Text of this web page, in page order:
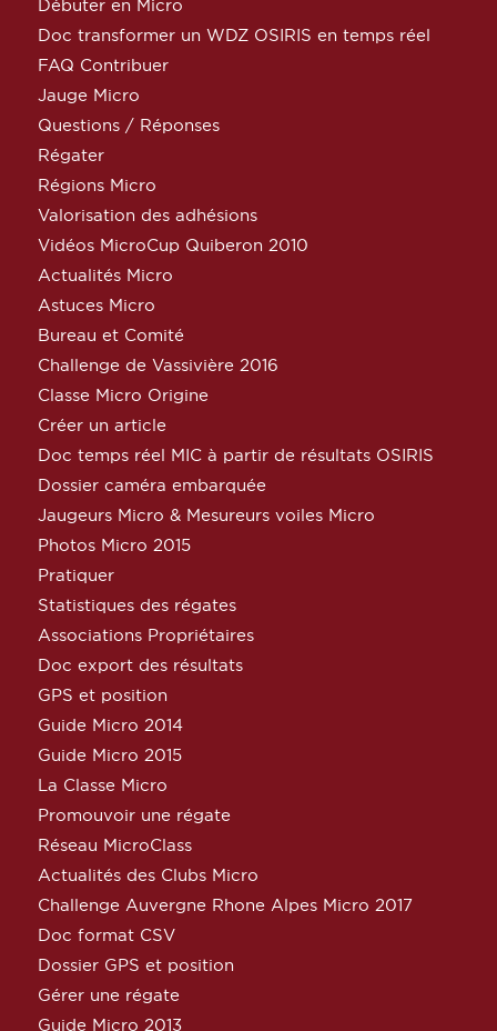
Débuter en Micro
Doc transformer un WDZ OSIRIS en temps réel
FAQ Contribuer
Jauge Micro
Questions / Réponses
Régater
Régions Micro
Valorisation des adhésions
Vidéos MicroCup Quiberon 2010
Actualités Micro
Astuces Micro
Bureau et Comité
Challenge de Vassivière 2016
Classe Micro Origine
Créer un article
Doc temps réel MIC à partir de résultats OSIRIS
Dossier caméra embarquée
Jaugeurs Micro & Mesureurs voiles Micro
Photos Micro 2015
Pratiquer
Statistiques des régates
Associations Propriétaires
Doc export des résultats
GPS et position
Guide Micro 2014
Guide Micro 2015
La Classe Micro
Promouvoir une régate
Réseau MicroClass
Actualités des Clubs Micro
Challenge Auvergne Rhone Alpes Micro 2017
Doc format CSV
Dossier GPS et position
Gérer une régate
Guide Micro 2013